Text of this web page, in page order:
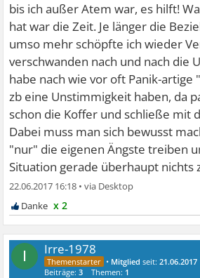
bis ich außer Atem war, es hilft!
hat war die Zeit. Je länger die
umso mehr schöpfte ich wieder
verschwanden nach und nach die
habe nach wie vor oft Panik-artige
zb eine Unstimmigkeit haben, da
schon die Koffer und schließe mit
Dabei muss man sich bewusst
"nur" die eigenen Ängste treiben
Situation gerade überhaupt nichts
22.06.2017 16:18 •
x 2
I Irre-1978
• Mitglied seit:21.06.2017
Beiträge:3 Themen: 1